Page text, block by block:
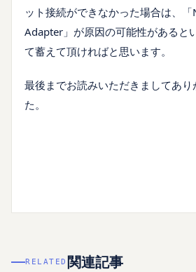
ット接続ができなかった場合は、
Adapter」が原因の可能性があると
て蓄えて頂ければと思います。
最後までお読みいただきましてあり
た。
RELATED 関連記事